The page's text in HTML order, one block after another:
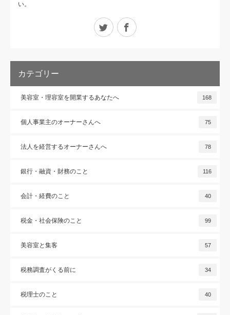
い。
Twitter Facebook
カテゴリー
美容室・理容室を開業するあなたへ 168
個人事業主のオーナーさんへ 75
法人を経営するオーナーさんへ 78
銀行・融資・財務のこと 116
会計・経費のこと 40
税金・社会保険のこと 99
美容室と集客 57
税務調査がくる前に 34
税理士のこと 40